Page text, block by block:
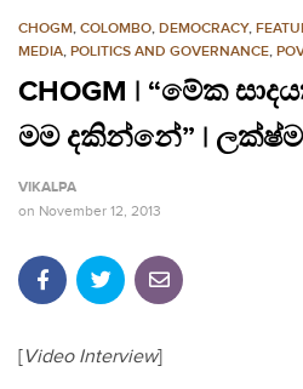
CHOGM, COLOMBO, DEMOCRACY,
MEDIA, POLITICS AND GOVERNANCE,
CHOGM | “මේක
මම දකින්නේ” |
VIKALPA
on November 12, 2013
[Video Interview]